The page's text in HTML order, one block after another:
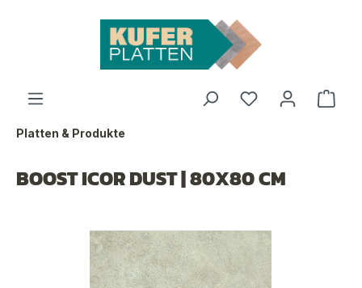
springen
Platten & Produkte
BOOST ICOR DUST | 80X80 CM